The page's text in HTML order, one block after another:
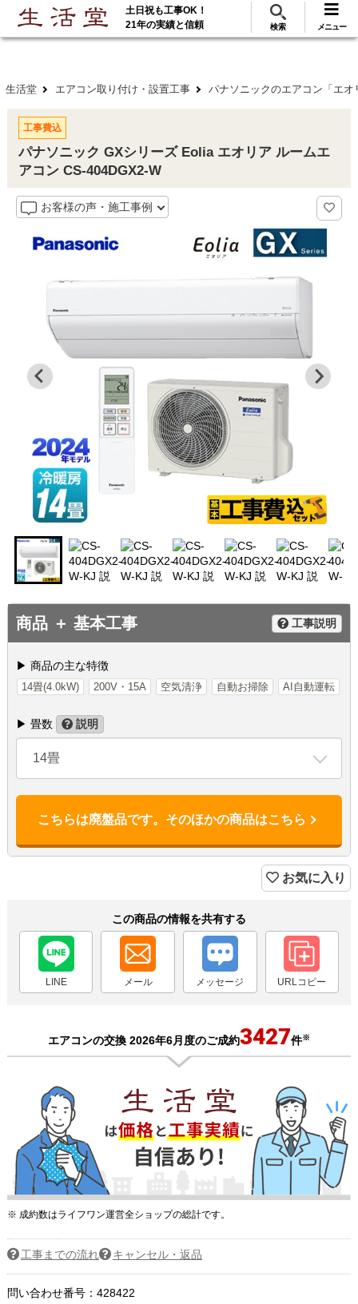
ご利用 288万･工事実績117万件! 無料見積
土日祝も工事OK！
21年の実績と信頼
検索 メニュー
生活堂 エアコン取り付け・設置工事 パナソニックのエアコン「エオ
工事費込
パナソニック GXシリーズ Eolia エオリア ルームエ
アコン CS-404DGX2-W
お客様の声・施工事例
商品 ＋ 基本工事 工事説明
▶ 商品の主な特徴
14畳(4.0kW) 200V・15A 空気清浄 自動お掃除 AI自動運転
▶ 畳数 説明
14畳
こちらは廃盤品です。そのほかの商品はこちら
お気に入り
この商品の情報を共有する
LINE メール メッセージ URLコピー
エアコンの交換 2026年6月度のご成約3427件※
※ 成約数はライフワン運営全ショップの総計です。
工事までの流れ キャンセル・返品
問い合わせ番号：428422